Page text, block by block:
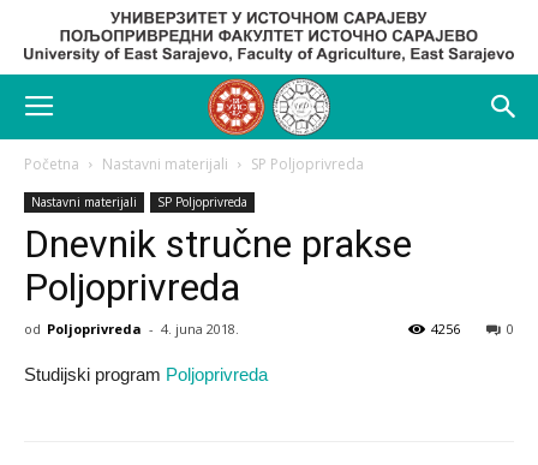
Početna Nastavni materijali SP Poljoprivreda
Nastavni materijali SP Poljoprivreda
Dnevnik stručne prakse
Poljoprivreda
od Poljoprivreda - 4. juna 2018. 0
4256
Studijski program Poljoprivreda